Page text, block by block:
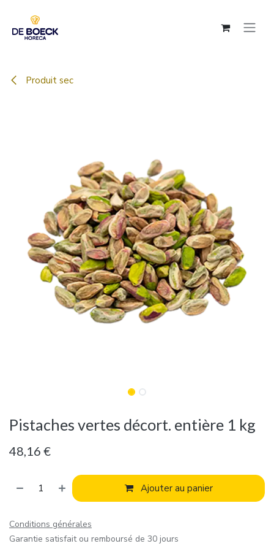
Produit sec
Pistaches vertes décort. entière 1 kg
48,16 €
Ajouter au panier
Conditions générales
Garantie satisfait ou remboursé de 30 jours